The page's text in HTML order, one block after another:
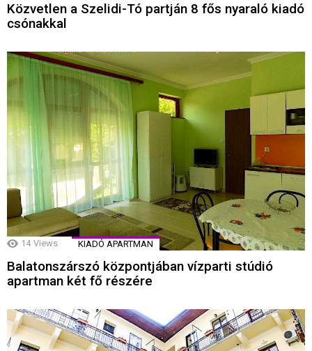
Közvetlen a Szelidi-Tó partján 8 fős nyaraló kiadó
csónakkal
14 Views KIADÓ APARTMAN
Balatonszárszó központjában vízparti stúdió
apartman két fő részére